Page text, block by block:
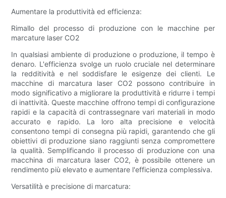
Aumentare la produttività ed efficienza:
Rimallo del processo di produzione con le macchine per
marcature laser CO2
In qualsiasi ambiente di produzione o produzione, il tempo è
denaro. L'efficienza svolge un ruolo cruciale nel determinare
la redditività e nel soddisfare le esigenze dei clienti. Le
macchine di marcatura laser CO2 possono contribuire in
modo significativo a migliorare la produttività e ridurre i tempi
di inattività. Queste macchine offrono tempi di configurazione
rapidi e la capacità di contrassegnare vari materiali in modo
accurato e rapido. La loro alta precisione e velocità
consentono tempi di consegna più rapidi, garantendo che gli
obiettivi di produzione siano raggiunti senza compromettere
la qualità. Semplificando il processo di produzione con una
macchina di marcatura laser CO2, è possibile ottenere un
rendimento più elevato e aumentare l'efficienza complessiva.
Versatilità e precisione di marcatura: